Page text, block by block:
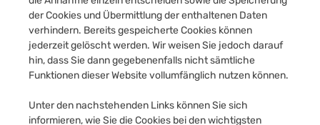
der Cookies und Übermittlung der enthaltenen Daten
verhindern. Bereits gespeicherte Cookies können
jederzeit gelöscht werden. Wir weisen Sie jedoch darauf
hin, dass Sie dann gegebenenfalls nicht sämtliche
Funktionen dieser Website vollumfänglich nutzen können.
Unter den nachstehenden Links können Sie sich
informieren, wie Sie die Cookies bei den wichtigsten